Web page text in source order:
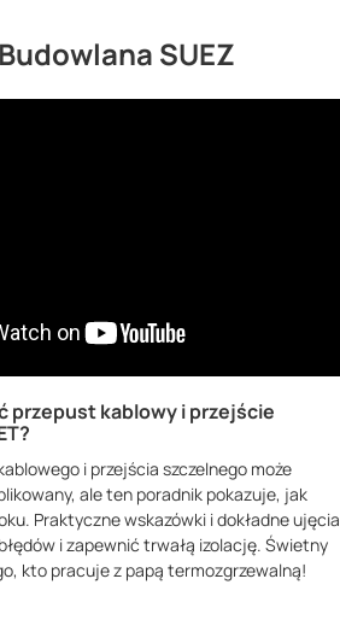
SUEZ
przepust kablowy i przejście
i przejścia szczelnego może
ale ten poradnik pokazuje, jak
Praktyczne wskazówki i dokładne ujęcia
i zapewnić trwałą izolację. Świetny
kto pracuje z papą termozgrzewalną!